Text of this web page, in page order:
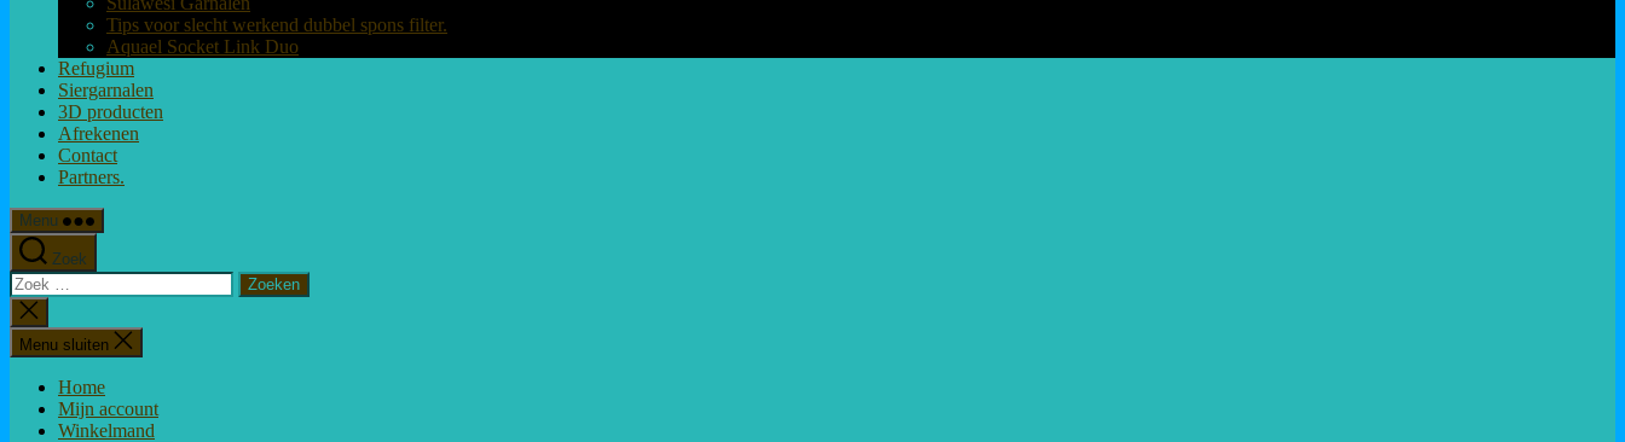
Tips voor slecht werkend dubbel spons filter.
Aquael Socket Link Duo
Refugium
Siergarnalen
3D producten
Afrekenen
Contact
Partners.
Menu
Zoek
Zoeken
naar:
Zoeken
sluiten
Menu sluiten
Home
Mijn account
Winkelmand